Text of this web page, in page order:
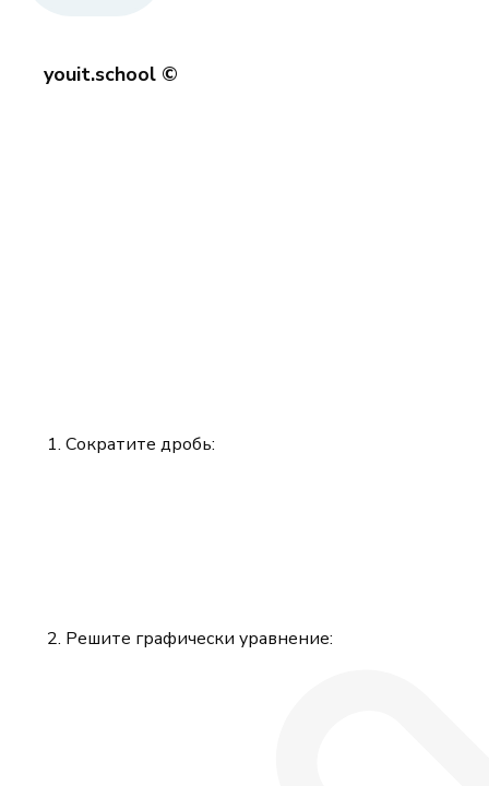
youit.school ©
Сократите дробь:
Решите графически уравнение: